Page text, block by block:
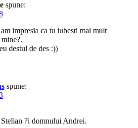
spune:
impresia ca tu iubesti mai mult
destul de des :))
spune:
?i domnului Andrei.